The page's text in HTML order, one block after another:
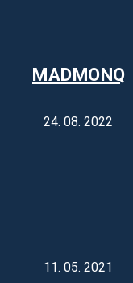
MADMONQ
24. 08. 2022
11. 05. 2021